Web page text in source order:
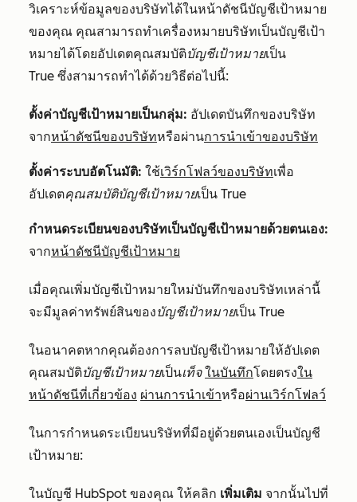
วิเคราะห์ข้อมูลของบริษัทได้ในหน้าดัชนีบัญชีเป้าหมาย
ของคุณ คุณสามารถทำเครื่องหมายบริษัทเป็นบัญชีเป้า
หมายได้โดยอัปเดตคุณสมบัติบัญชีเป้าหมายเป็น
True ซึ่งสามารถทำได้ด้วยวิธีต่อไปนี้:
ตั้งค่าบัญชีเป้าหมายเป็นกลุ่ม: อัปเดตบันทึกของบริษัท
จากหน้าดัชนีของบริษัทหรือผ่านการนำเข้าของบริษัท
ตั้งค่าระบบอัตโนมัติ: ใช้เวิร์กโฟลว์ของบริษัทเพื่อ
อัปเดตคุณสมบัติบัญชีเป้าหมายเป็น True
กำหนดระเบียนของบริษัทเป็นบัญชีเป้าหมายด้วยตนเอง:
จากหน้าดัชนีบัญชีเป้าหมาย
เมื่อคุณเพิ่มบัญชีเป้าหมายใหม่บันทึกของบริษัทเหล่านี้
จะมีมูลค่าทรัพย์สินของบัญชีเป้าหมายเป็น True
ในอนาคตหากคุณต้องการลบบัญชีเป้าหมายให้อัปเดต
คุณสมบัติบัญชีเป้าหมายเป็นเท็จ ในบันทึกโดยตรงใน
หน้าดัชนีที่เกี่ยวข้อง ผ่านการนำเข้าหรือผ่านเวิร์กโฟลว์
ในการกำหนดระเบียนบริษัทที่มีอยู่ด้วยตนเองเป็นบัญชี
เป้าหมาย:
ในบัญชี HubSpot ของคุณ ให้คลิก เพิ่มเติม จากนั้นไปที่